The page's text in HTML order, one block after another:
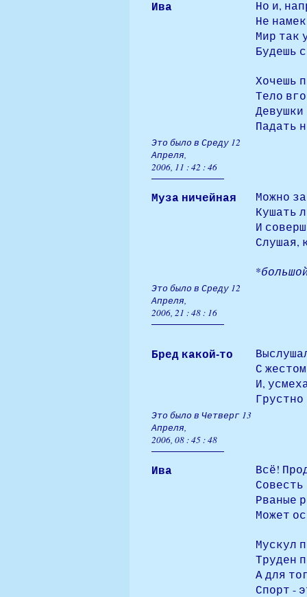
Ива
Но и,
Не
Мир так
Будешь
Хочешь
Тело
Девушки
Падать
Это было в Среду 12
Апреля,
2006, 11 : 42 : 46
Муза ничейная
Можно
Кушать
И
Слушая,
*
Это было в Среду 12
Апреля,
2006, 21 : 48 : 16
Бред какой-то
С
И,
Грустно
Это было в Четверг 13
Апреля,
2006, 08 : 45 : 48
Ива
Всё!
Совесть
Рваные
Может
Мускул
Труден
А для
Спорт -